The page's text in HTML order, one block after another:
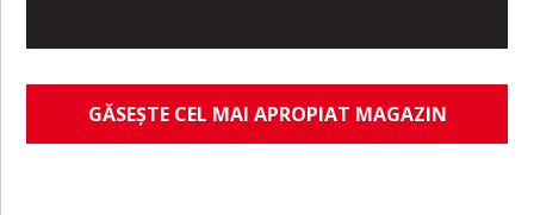
GĂSEȘTE CEL MAI APROPIAT MAGAZIN